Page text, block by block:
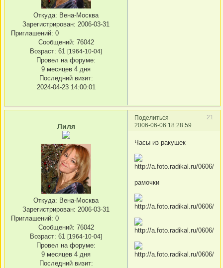
Откуда: Вена-Москва
Зарегистрирован: 2006-03-31
Приглашений: 0
Сообщений: 76042
Возраст: 61 [1964-10-04]
Провел на форуме:
9 месяцев 4 дня
Последний визит:
2024-04-23 14:00:01
Поделиться
21
2006-06-06 18:28:59
Лиля
Откуда: Вена-Москва
Зарегистрирован: 2006-03-31
Приглашений: 0
Сообщений: 76042
Возраст: 61 [1964-10-04]
Провел на форуме:
9 месяцев 4 дня
Последний визит:
Часы из ракушек
рамочки